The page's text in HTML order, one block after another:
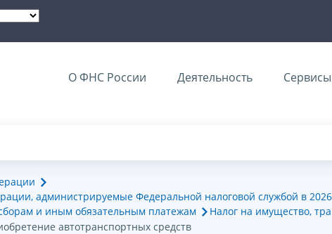
О ФНС России Деятельность Сервисы
администрируемые Федеральной налоговой службой в 2026
и иным обязательным платежам
Налог на имущество,
автотранспортных средств